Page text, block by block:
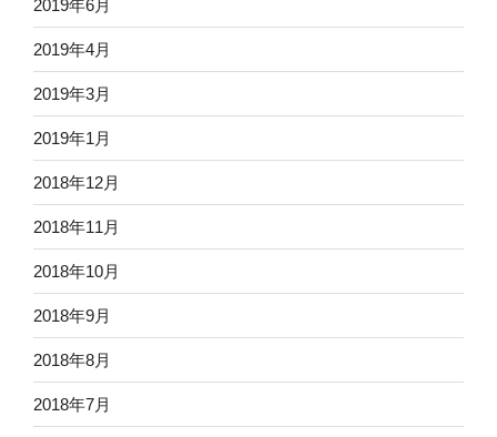
2019年6月
2019年4月
2019年3月
2019年1月
2018年12月
2018年11月
2018年10月
2018年9月
2018年8月
2018年7月